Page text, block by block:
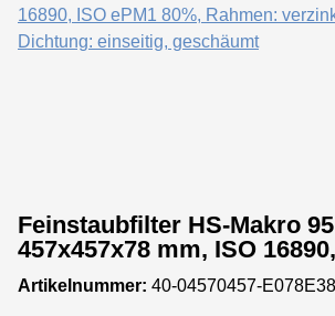
Feinstaubfilter HS-Makro 95
457x457x78 mm, ISO
80%, Rahmen: verzinkter
Dichtung: einseitig,
Artikelnummer: 40-04570457-